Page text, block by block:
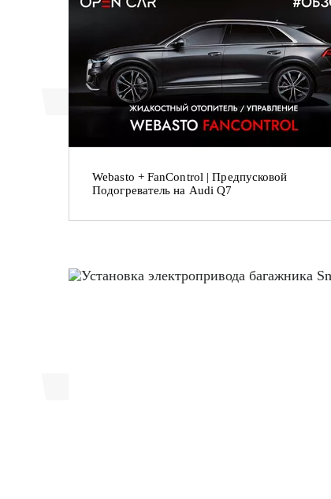
Webasto + FanControl | Предпусковой
Подогреватель на Audi Q7